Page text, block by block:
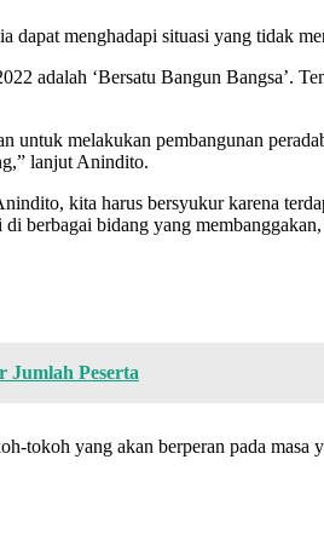
dapat menghadapi situasi yang tidak
adalah ‘Bersatu Bangun Bangsa’.
untuk melakukan pembangunan
lanjut Anindito.
kita harus bersyukur karena
berbagai bidang yang
Jumlah Peserta
tokoh yang akan berperan pada masa